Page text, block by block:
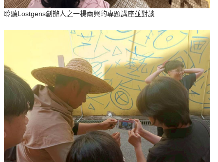
聆聽Lostgens創辦人之一楊兩興的專題講座並對談